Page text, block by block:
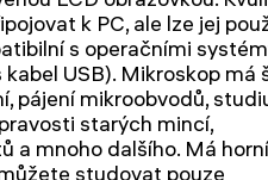
k PC, ale lze jej
s operačními
USB). Mikroskop má
pájení mikroobvodů,
starých mincí,
a mnoho dalšího. Má horní
studovat pouze